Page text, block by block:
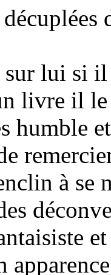
sur lui si
livre il
humble
à se